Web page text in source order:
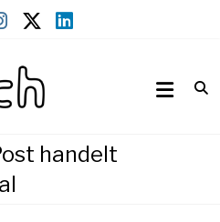
muula.ch
handelt